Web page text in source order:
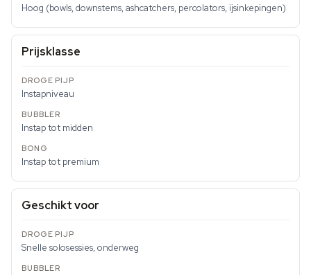
Hoog (bowls, downstems, ashcatchers, percolators, ijsinkepingen)
Prijsklasse
Instapniveau
Instap tot midden
Instap tot premium
Geschikt voor
Snelle solosessies, onderweg